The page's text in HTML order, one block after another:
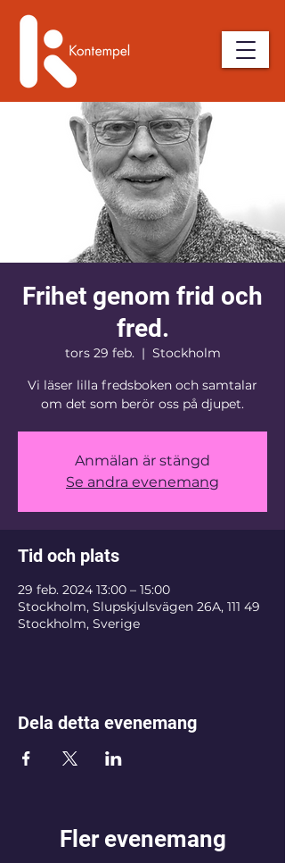
Frihet genom frid och
fred.
tors 29 feb.
  |
Stockholm
Vi läser lilla fredsboken och samtalar
om det som berör oss på djupet.
Anmälan är stängd
Se andra evenemang
Tid och plats
29 feb. 2024 13:00 – 15:00
Stockholm, Slupskjulsvägen 26A, 111 49
Stockholm, Sverige
Dela detta evenemang
Fler evenemang